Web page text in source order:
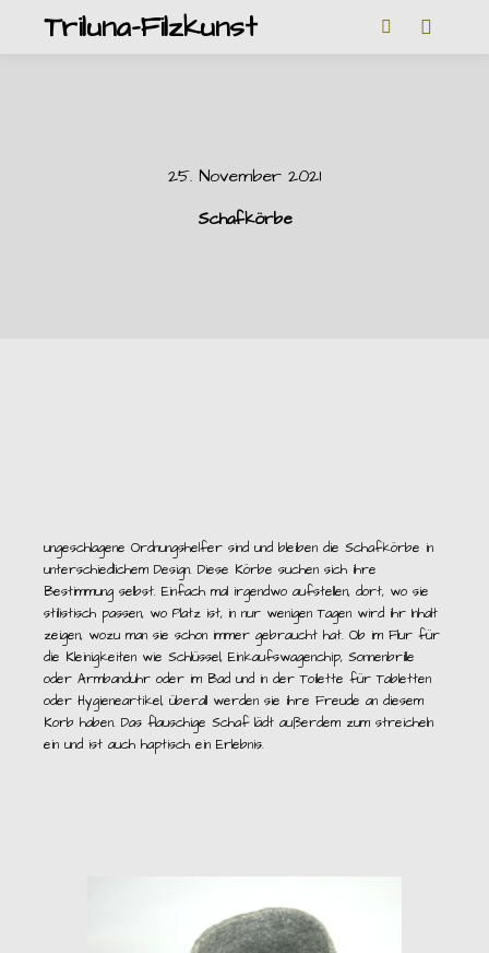
Triluna-Filzkunst
25. November 2021
Schafkörbe
ungeschlagene Ordnungshelfer sind und bleiben die Schafkörbe in
unterschiedlichem Design. Diese Körbe suchen sich ihre
Bestimmung selbst. Einfach mal irgendwo aufstellen, dort, wo sie
stilistisch passen, wo Platz ist, in nur wenigen Tagen wird ihr Inhalt
zeigen, wozu man sie schon immer gebraucht hat. Ob im Flur für
die Kleinigkeiten wie Schlüssel, Einkaufswagenchip, Sonnenbrille
oder Armbanduhr oder im Bad und in der Toilette für Tabletten
oder Hygieneartikel, überall werden sie ihre Freude an diesem
Korb haben. Das flauschige Schaf lädt außerdem zum streicheln
ein und ist auch haptisch ein Erlebnis.